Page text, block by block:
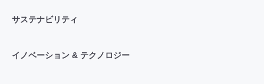
サステナビリティ
イノベーション & テクノロジー